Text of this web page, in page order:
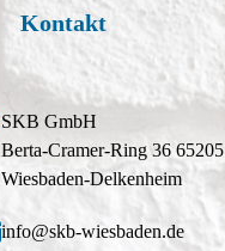
Kontakt
SKB GmbH
Berta-Cramer-Ring 36 65205
Wiesbaden-Delkenheim
info@skb-wiesbaden.de